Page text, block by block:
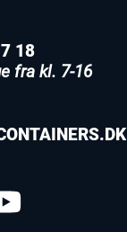
18
fra kl. 7-16